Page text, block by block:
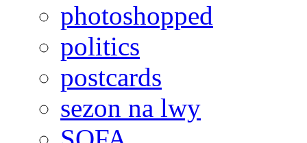
photoshopped
politics
postcards
sezon na lwy